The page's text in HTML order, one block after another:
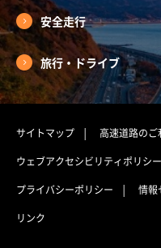
安全走行
旅行・ドライブ
サイトマップ 高速道路の
ウェブアクセシビリティポリシー
プライバシーポリシー
情報
リンク